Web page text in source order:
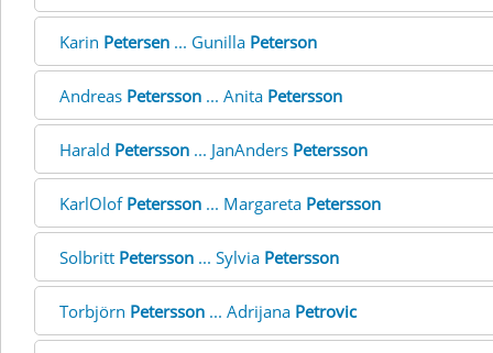
Karin Petersen ... Gunilla Peterson
Andreas Petersson ... Anita Petersson
Harald Petersson ... JanAnders Petersson
KarlOlof Petersson ... Margareta Petersson
Solbritt Petersson ... Sylvia Petersson
Torbjörn Petersson ... Adrijana Petrovic